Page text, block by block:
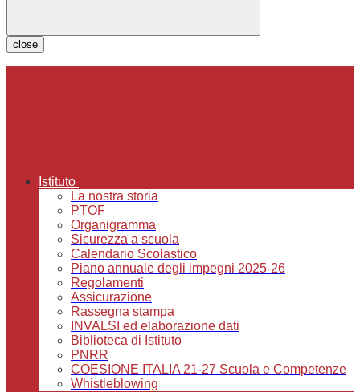
close
Istituto
La nostra storia
PTOF
Organigramma
Sicurezza a scuola
Calendario Scolastico
Piano annuale degli impegni 2025-26
Regolamenti
Assicurazione
Rassegna stampa
INVALSI ed elaborazione dati
Biblioteca di Istituto
PNRR
COESIONE ITALIA 21-27 Scuola e Competenze
Whistleblowing